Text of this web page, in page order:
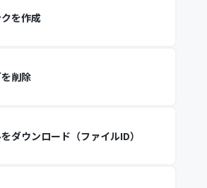
を作成
削除
ダウンロード（ファイルID）